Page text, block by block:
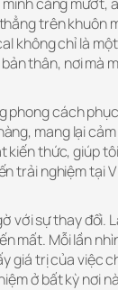
trên khuôn
không chỉ là
thân, nơi mà
cách
mang lại
thức, giúp
trải nghiệm tại
với sự thay đổi.
mất. Mỗi lần
giá trị của việc
ở bất kỳ nơi